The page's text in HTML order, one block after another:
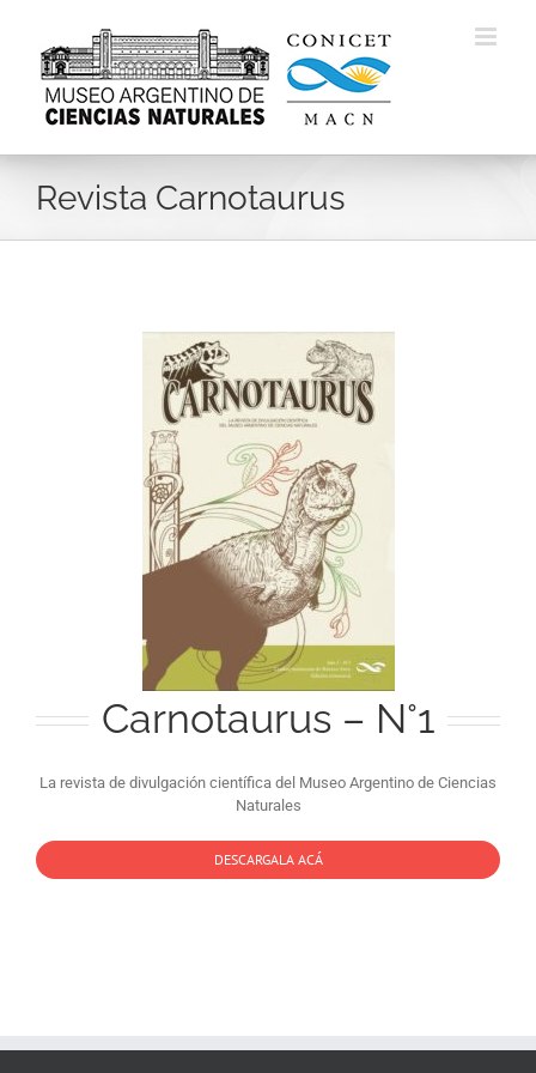
content
Revista Carnotaurus
Carnotaurus – N°1
La revista de divulgación científica del Museo Argentino de Ciencias
Naturales
DESCARGALA ACÁ